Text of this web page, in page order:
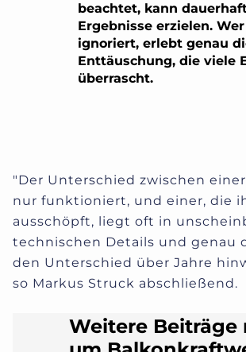
beachtet, kann
Ergebnisse erzielen.
ignoriert, erlebt genau
Enttäuschung, die viele
überrascht.
"Der Unterschied zwischen
nur funktioniert, und einer, die
ausschöpft, liegt oft in
technischen Details und genau
den Unterschied über Jahre
so Markus Struck abschließend.
Weitere Beiträge